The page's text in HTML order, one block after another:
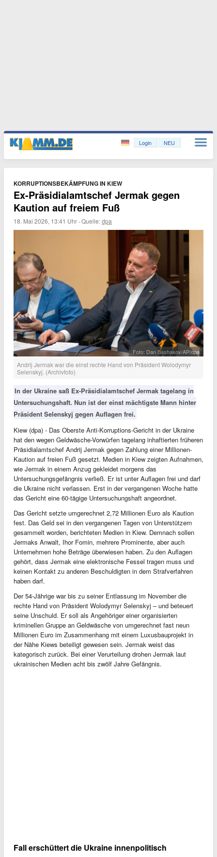
Login NEU
KORRUPTIONSBEKÄMPFUNG IN KIEW
Ex-Präsidialamtschef Jermak gegen
Kaution auf freiem Fuß
18. Mai 2026, 13:41 Uhr ·Quelle:dpa
Foto: Dan Bashakov/AP/dpa
Andrij Jermak war die einst rechte Hand von Präsident Wolodymyr
Selenskyj. (Archivfoto)
In der Ukraine saß Ex-Präsidialamtschef Jermak tagelang in
Untersuchungshaft. Nun ist der einst mächtigste Mann hinter
Präsident Selenskyj gegen Auflagen frei.
Kiew (dpa) - Das Oberste Anti-Korruptions-Gericht in der Ukraine
hat den wegen Geldwäsche-Vorwürfen tagelang inhaftierten früheren
Präsidialamtschef Andrij Jermak gegen Zahlung einer Millionen-
Kaution auf freien Fuß gesetzt. Medien in Kiew zeigten Aufnahmen,
wie Jermak in einem Anzug gekleidet morgens das
Untersuchungsgefängnis verließ. Er ist unter Auflagen frei und darf
die Ukraine nicht verlassen. Erst in der vergangenen Woche hatte
das Gericht eine 60-tägige Untersuchungshaft angeordnet.
Das Gericht setzte umgerechnet 2,72 Millionen Euro als Kaution
fest. Das Geld sei in den vergangenen Tagen von Unterstützern
gesammelt worden, berichteten Medien in Kiew. Demnach sollen
Jermaks Anwalt, Ihor Fomin, mehrere Prominente, aber auch
Unternehmen hohe Beträge überwiesen haben. Zu den Auflagen
gehört, dass Jermak eine elektronische Fessel tragen muss und
keinen Kontakt zu anderen Beschuldigten in dem Strafverfahren
haben darf.
Der 54-Jährige war bis zu seiner Entlassung im November die
rechte Hand von Präsident Wolodymyr Selenskyj – und beteuert
seine Unschuld. Er soll als Angehöriger einer organisierten
kriminellen Gruppe an Geldwäsche von umgerechnet fast neun
Millionen Euro im Zusammenhang mit einem Luxusbauprojekt in
der Nähe Kiews beteiligt gewesen sein. Jermak weist das
kategorisch zurück. Bei einer Verurteilung drohen Jermak laut
ukrainischen Medien acht bis zwölf Jahre Gefängnis.
Fall erschüttert die Ukraine innenpolitisch